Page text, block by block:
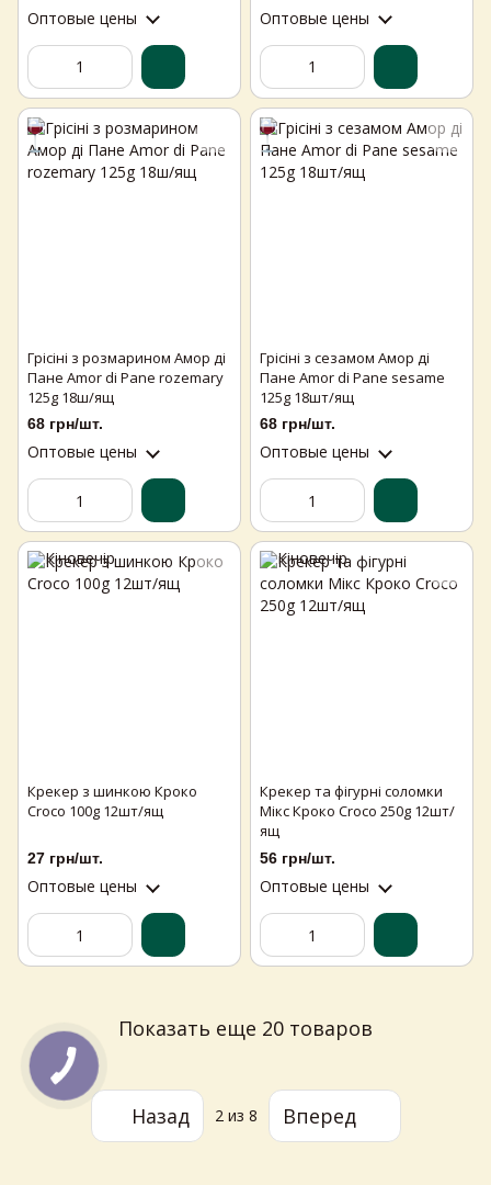
Оптовые цены Оптовые цены
Грісіні з розмарином Амор ді
Пане Amor di Pane rozemary
125g 18ш/ящ
68 грн/шт.
Оптовые цены
Грісіні з сезамом Амор ді
Пане Amor di Pane sesame
125g 18шт/ящ
68 грн/шт.
Оптовые цены
Крекер з шинкою Кроко
Croco 100g 12шт/ящ
27 грн/шт.
Оптовые цены
Крекер та фігурні соломки
Мікс Кроко Croco 250g 12шт/
ящ
56 грн/шт.
Оптовые цены
Показать еще 20 товаров
Назад 2из 8 Вперед
Самовивіз з магазинів
магазин і забрати у зручний час 💚